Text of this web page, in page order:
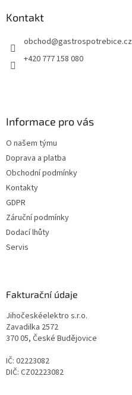
Kontakt
obchod@gastrospotrebice.cz
+420 777 158 080
Informace pro vás
O našem týmu
Doprava a platba
Obchodní podmínky
Kontakty
GDPR
Záruční podmínky
Dodací lhůty
Servis
Fakturační údaje
Jihočeskéelektro s.r.o.
Zavadilka 2572
370 05, České Budějovice
IČ: 02223082
DIČ: CZ02223082